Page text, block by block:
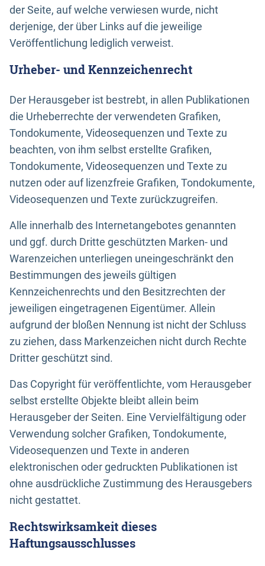
der Seite, auf welche verwiesen wurde, nicht
derjenige, der über Links auf die jeweilige
Veröffentlichung lediglich verweist.
Urheber- und Kennzeichenrecht
Der Herausgeber ist bestrebt, in allen Publikationen
die Urheberrechte der verwendeten Grafiken,
Tondokumente, Videosequenzen und Texte zu
beachten, von ihm selbst erstellte Grafiken,
Tondokumente, Videosequenzen und Texte zu
nutzen oder auf lizenzfreie Grafiken, Tondokumente,
Videosequenzen und Texte zurückzugreifen.
Alle innerhalb des Internetangebotes genannten
und ggf. durch Dritte geschützten Marken- und
Warenzeichen unterliegen uneingeschränkt den
Bestimmungen des jeweils gültigen
Kennzeichenrechts und den Besitzrechten der
jeweiligen eingetragenen Eigentümer. Allein
aufgrund der bloßen Nennung ist nicht der Schluss
zu ziehen, dass Markenzeichen nicht durch Rechte
Dritter geschützt sind.
Das Copyright für veröffentlichte, vom Herausgeber
selbst erstellte Objekte bleibt allein beim
Herausgeber der Seiten. Eine Vervielfältigung oder
Verwendung solcher Grafiken, Tondokumente,
Videosequenzen und Texte in anderen
elektronischen oder gedruckten Publikationen ist
ohne ausdrückliche Zustimmung des Herausgebers
nicht gestattet.
Rechtswirksamkeit dieses
Haftungsausschlusses